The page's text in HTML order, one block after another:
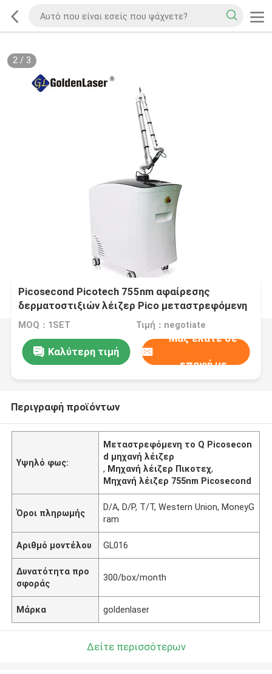
2/ 3
Picosecond Picotech 755nm αφαίρεσης
δερματοστιξιών λέιζερ Pico μεταστρεφόμενη
μηχανή λέιζερ ND Yag λέιζερ το Q
MOQ：1SET Τιμή：negotiate
Καλύτερη τιμή
Μας ελάτε σε
επαφή με
Περιγραφή προϊόντων
Υψηλό φως:
Μεταστρεφόμενη το Q Picosecon
d μηχανή λέιζερ
, Μηχανή λέιζερ Πικοτεχ,
Μηχανή λέιζερ 755nm Picosecond
Όροι πληρωμής
D/A, D/P, T/T, Western Union, MoneyG
ram
Αριθμό μοντέλου GL016
Δυνατότητα προ
σφοράς
300/box/month
Μάρκα goldenlaser
Δείτε περισσότερων